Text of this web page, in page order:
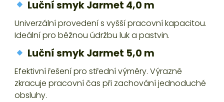
Luční smyk Jarmet 4,0 m
Univerzální provedení s vyšší pracovní kapacitou.
Ideální pro běžnou údržbu luk a pastvin.
Luční smyk Jarmet 5,0 m
Efektivní řešení pro střední výměry. Výrazně
zkracuje pracovní čas při zachování jednoduché
obsluhy.